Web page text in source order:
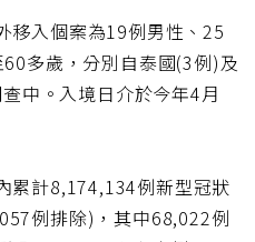
移入個案為19例男性、25
多歲，分別自泰國(3例)及
中。入境日介於今年4月
累計8,174,134例新型冠狀
例排除)，其中68,022例